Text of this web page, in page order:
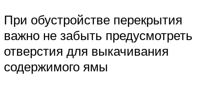
При обустройстве перекрытия
важно не забыть предусмотреть
отверстия для выкачивания
содержимого ямы